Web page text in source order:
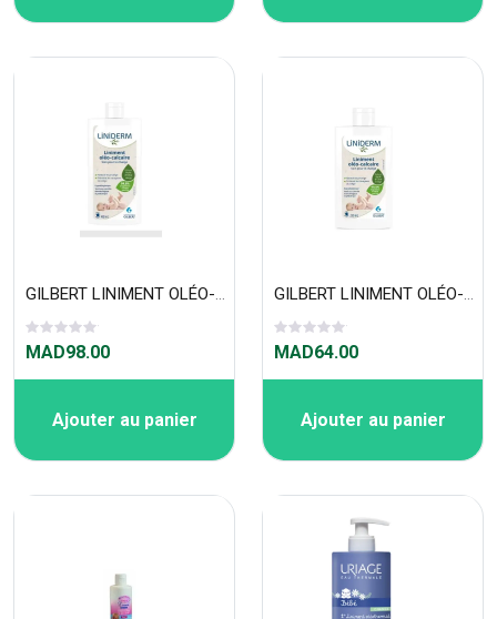
GILBERT LINIMENT OLÉO-CALCAIRE STABILISÉ 480 ML
MAD98.00
Ajouter au panier
GILBERT LINIMENT OLÉO-CALCAIRE STABILISÉ 250 ML
MAD64.00
Ajouter au panier